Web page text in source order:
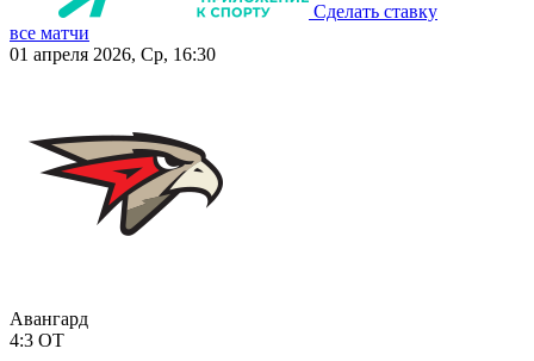
Сделать ставку
все матчи
01 апреля 2026, Ср, 16:30
Авангард
4:3 ОТ